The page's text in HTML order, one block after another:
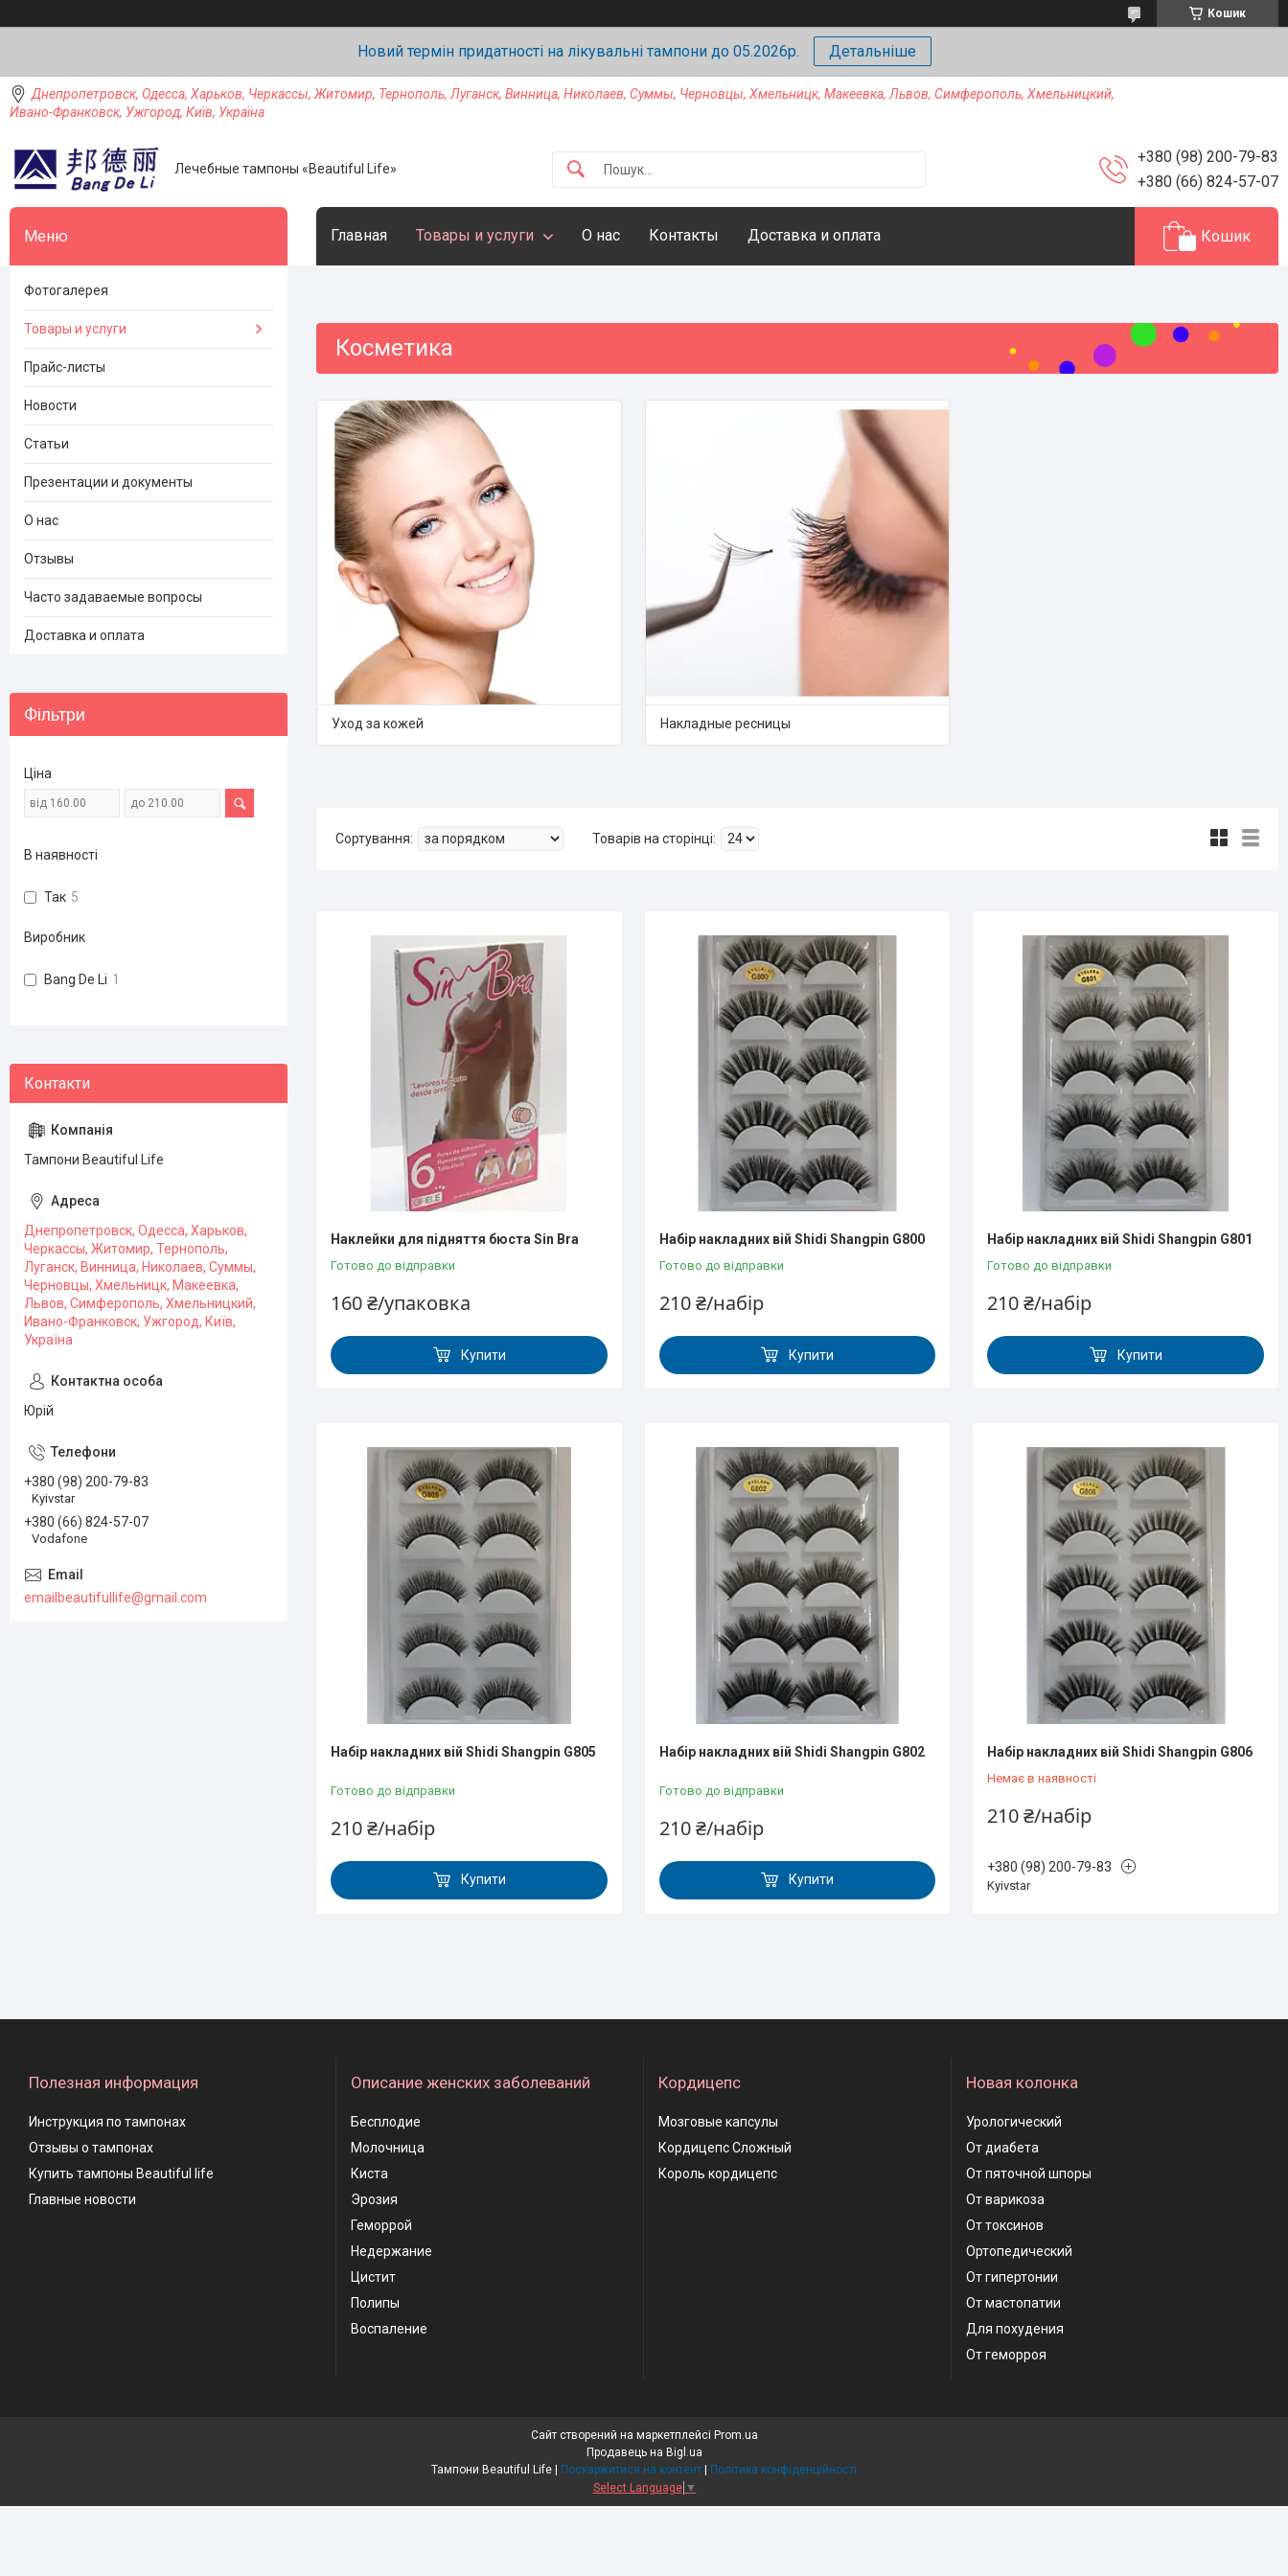
Кошик
Новий термін придатності на лікувальні тампони до 05.2026р. Детальніше
Днепропетровск, Одесса, Харьков, Черкассы, Житомир, Тернополь, Луганск, Винница, Николаев, Суммы, Черновцы, Хмельницк, Макеевка, Львов, Симферополь, Хмельницкий,
Ивано-Франковск, Ужгород, Київ, Україна
Лечебные тампоны «Beautiful Life»
+380 (98) 200-79-83
+380 (66) 824-57-07
Главная Товары и услуги О нас Контакты Доставка и оплата Кошик
Косметика
Уход за кожей Накладные ресницы
Наклейки для підняття бюста Sin Bra
Готово до відправки
160 ₴/упаковка
Купити
Набір накладних вій Shidi Shangpin G800
Готово до відправки
210 ₴/набір
Купити
Набір накладних вій Shidi Shangpin G801
Готово до відправки
210 ₴/набір
Купити
Набір накладних вій Shidi Shangpin G805
Готово до відправки
210 ₴/набір
Купити
Набір накладних вій Shidi Shangpin G802
Готово до відправки
210 ₴/набір
Купити
Набір накладних вій Shidi Shangpin G806
Немає в наявності
210 ₴/набір
+380 (98) 200-79-83
Kyivstar
Фотогалерея
Товары и услуги
Прайс-листы
Новости
Статьи
Презентации и документы
О нас
Отзывы
Часто задаваемые вопросы
Доставка и оплата
Фільтри
Ціна
В наявності
Так 5
Виробник
Bang De Li 1
Тампони Beautiful Life
Днепропетровск, Одесса, Харьков,
Черкассы, Житомир, Тернополь,
Луганск, Винница, Николаев, Суммы,
Черновцы, Хмельницк, Макеевка,
Львов, Симферополь, Хмельницкий,
Ивано-Франковск, Ужгород, Київ,
Україна
Юрій
+380 (98) 200-79-83
Kyivstar
+380 (66) 824-57-07
Vodafone
emailbeautifullife@gmail.com
Полезная информация
Инструкция по тампонах
Отзывы о тампонах
Купить тампоны Beautiful life
Главные новости
Описание женских заболеваний
Бесплодие
Молочница
Киста
Эрозия
Геморрой
Недержание
Цистит
Полипы
Воспаление
Кордицепс
Мозговые капсулы
Кордицепс Сложный
Король кордицепс
Новая колонка
Урологический
От диабета
От пяточной шпоры
От варикоза
От токсинов
Ортопедический
От гипертонии
От мастопатии
Для похудения
От геморроя
Сайт створений на маркетплейсі Prom.ua
Продавець на Bigl.ua
Поскаржитися на контент
Політика конфіденційності
Select Language ▼